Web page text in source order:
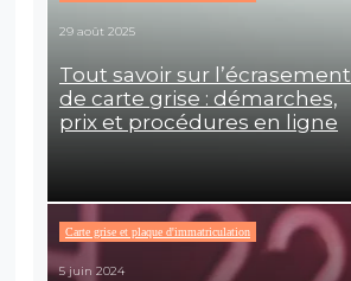
29 août 2025
Tout savoir sur l’écrasement
de carte grise : démarches,
prix et procédures en ligne
Carte grise et plaque d'immatriculation
5 juin 2024